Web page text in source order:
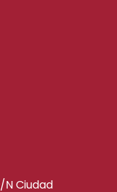
N Ciudad